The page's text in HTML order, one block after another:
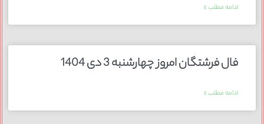
ادامه مطلب »
فال فرشتگان امروز چهارشنبه 3 دی 1404
ادامه مطلب »